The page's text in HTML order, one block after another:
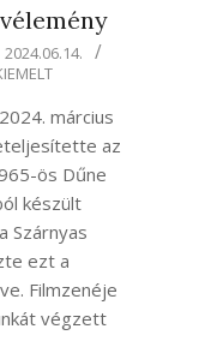
2024.06.14.
március
az
ös Dűne
készült
Szárnyas
ezt a
Filmzenéje
végzett